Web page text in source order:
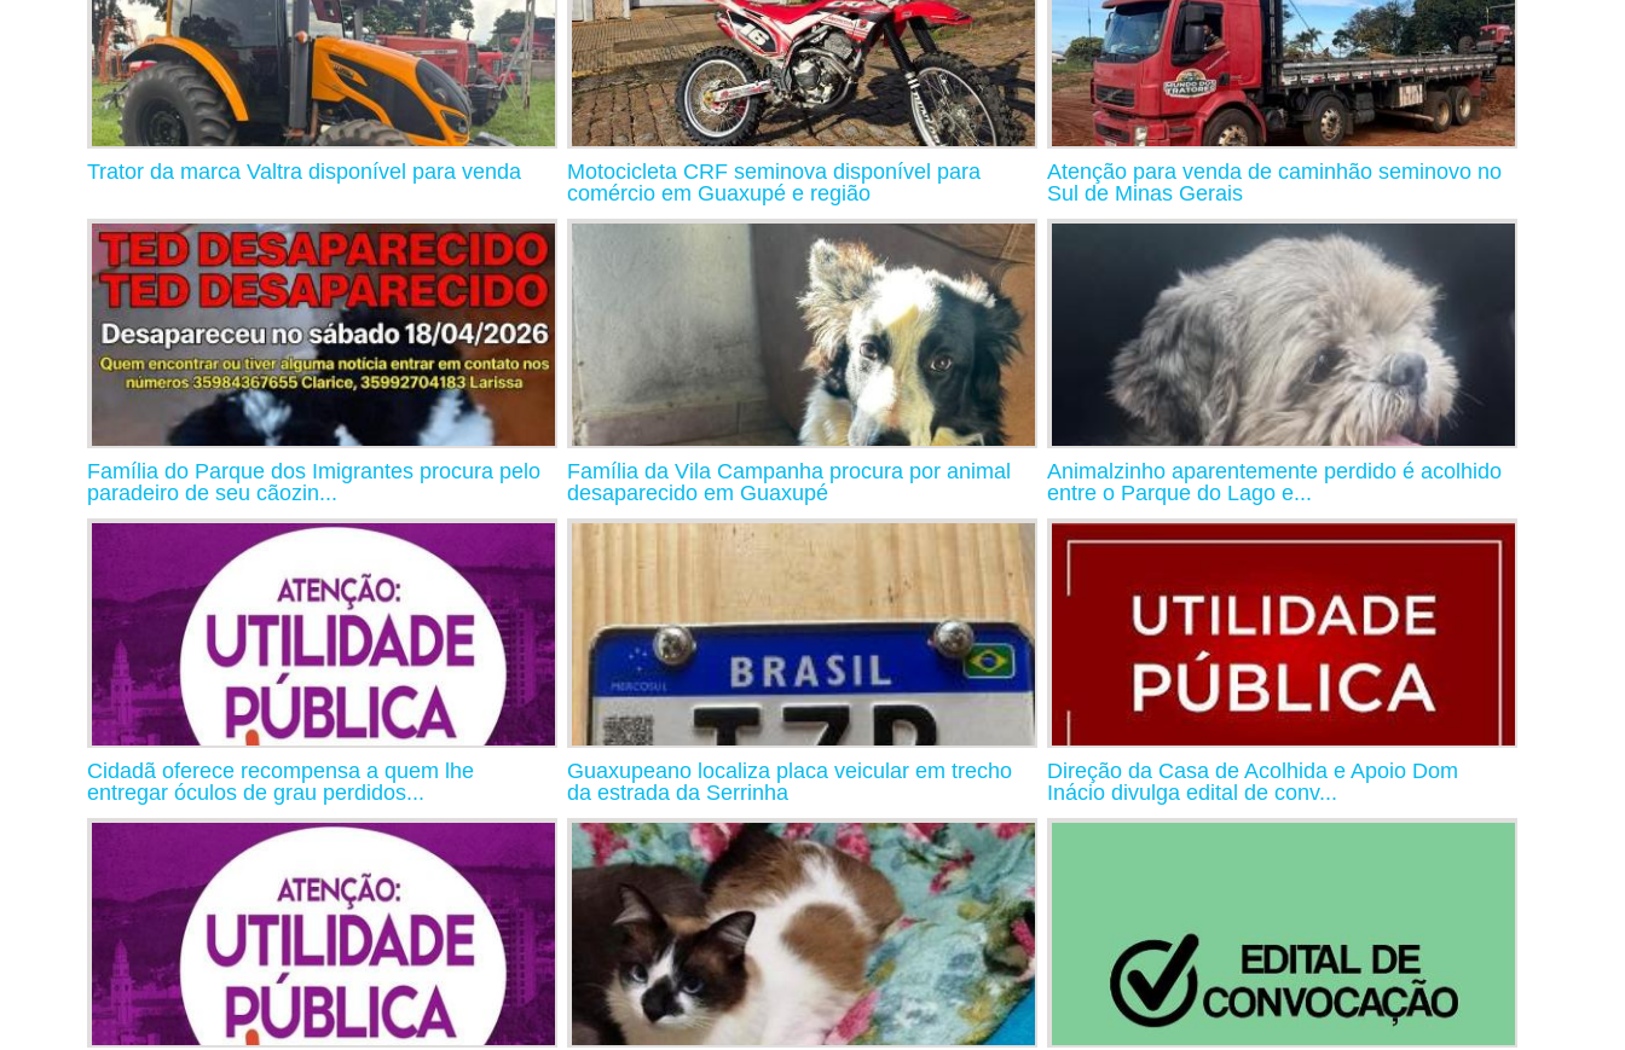
Trator da marca Valtra disponível para venda
Motocicleta CRF seminova disponível para
comércio em Guaxupé e região
Atenção para venda de caminhão seminovo no
Sul de Minas Gerais
Família do Parque dos Imigrantes procura pelo
paradeiro de seu cãozin...
Família da Vila Campanha procura por animal
desaparecido em Guaxupé
Animalzinho aparentemente perdido é acolhido
entre o Parque do Lago e...
Cidadã oferece recompensa a quem lhe
entregar óculos de grau perdidos...
Guaxupeano localiza placa veicular em trecho
da estrada da Serrinha
Direção da Casa de Acolhida e Apoio Dom
Inácio divulga edital de conv...